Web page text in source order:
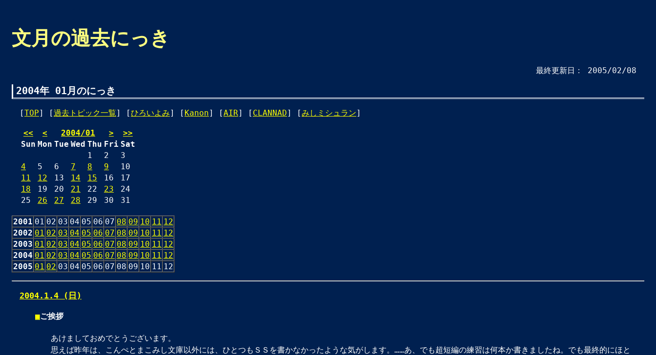
文月の過去にっき
最終更新日： 2005/02/08
2004年 01月のにっき
[TOP] [過去トピック一覧] [ひろいよみ] [ Kanon] [AIR] [ CLANNAD] [みしミシュラン]
<< < 2004/01 >
>>
Sun Mon Tue Wed Thu Fri Sat
1
2
3
4
5 6 7 8 9
10
11
12 13 14 15 16
17
18
19 20 21 22 23
24
25
26 27 28 29 30 31
2001 01 02 03 04 05 06 07 08 09 10 11 12
2002 01 02 03 04 05 06 07 08 09 10 11 12
2003 01 02 03 04 05 06 07 08 09 10 11 12
2004 01 02 03 04 05 06 07 08 09 10 11 12
2005 01 02 03 04 05 06 07 08 09 10 11 12
2004.1.4 (日)
■ご挨拶
あけましておめでとうございます。
思えば昨年は、こんぺとまこみし文庫以外には、ひとつもＳＳを書かなかったような気がします。……あ、でも超短編の練習は何本か書きましたね。でも最終的にほと